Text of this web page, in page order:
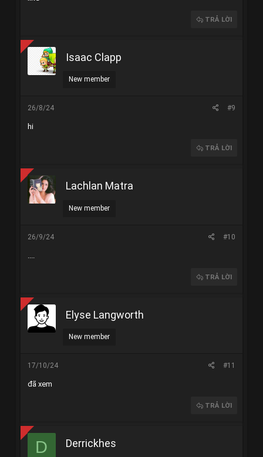
TRẢ LỜI
Isaac Clapp
New member
26/8/24 #9
hi
TRẢ LỜI
Lachlan Matra
New member
26/9/24 #10
TRẢ LỜI
Elyse Langworth
New member
17/10/24 #11
đã xem
TRẢ LỜI
D Derrickhes